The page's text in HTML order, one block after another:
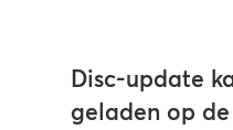
Disc-update
geladen op